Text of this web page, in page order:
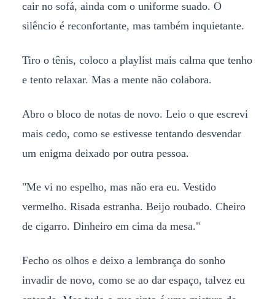
cair no sofá, ainda com o uniforme suado. O
silêncio é reconfortante, mas também inquietante.
Tiro o tênis, coloco a playlist mais calma que tenho
e tento relaxar. Mas a mente não colabora.
Abro o bloco de notas de novo. Leio o que escrevi
mais cedo, como se estivesse tentando desvendar
um enigma deixado por outra pessoa.
"Me vi no espelho, mas não era eu. Vestido
vermelho. Risada estranha. Beijo roubado. Cheiro
de cigarro. Dinheiro em cima da mesa."
Fecho os olhos e deixo a lembrança do sonho
invadir de novo, como se ao dar espaço, talvez eu